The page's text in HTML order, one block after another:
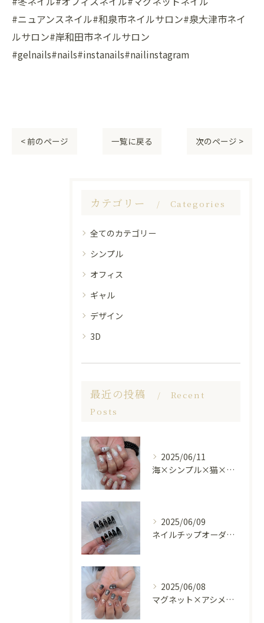
#ニュアンスネイル#和泉市ネイルサロン#泉大津市ネイ
ルサロン#岸和田市ネイルサロン
#gelnails#nails#instanails#nailinstagram
< 前のページ 一覧に戻る 次のページ >
カテゴリー Categories
全てのカテゴリー
シンプル
オフィス
ギャル
デザイン
3D
最近の投稿
Recent
Posts
2025/06/11
海×シンプル×猫×上品 nail🐈🐚✨
2025/06/09
ネイルチップオーダー受け付けてます😊🤍
2025/06/08
マグネット×アシメシルバー nail🤍🩶